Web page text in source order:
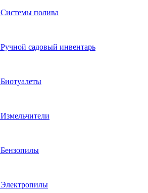
Системы полива
Ручной садовый инвентарь
Биотуалеты
Измельчители
Бензопилы
Электропилы